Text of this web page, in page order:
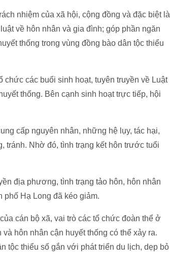
nhiệm của xã hội, cộng đồng và đặc biệt là
về hôn nhân và gia đình; góp phần ngăn
thống trong vùng đồng bào dân tộc thiểu
các buổi sinh hoạt, tuyên truyền về Luật
thống. Bên cạnh sinh hoạt trực tiếp, hội
cấp nguyên nhân, những hệ lụy, tác hại,
tránh. Nhờ đó, tình trạng kết hôn trước tuổi
địa phương, tình trạng tảo hôn, hôn nhân
phố Hạ Long đã kéo giảm.
cán bộ xã, vai trò các tổ chức đoàn thể ở
hôn nhân cận huyết thống có thể xảy ra.
tộc thiểu số gắn với phát triển du lịch, dẹp bỏ